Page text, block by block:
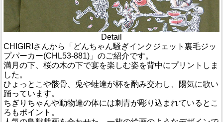
Detail
CHIGIRIさんから「どんちゃん騒ぎインクジェット裏毛ジッ
プパーカー(CHL53-881)」のご紹介です。
満月の下、桜の木の下で宴を楽しむ姿を背中にプリントしま
した。
ひょっとこや骸骨、兎や蛙達が杯を酌み交わし、陽気に歌い
踊っています。
ちぎりちゃんや動物達の体には刺青が彫り込まれているとこ
ろもポイント。